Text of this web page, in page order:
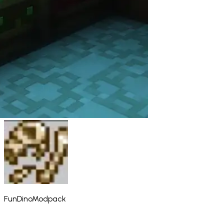
FunDinoModpack